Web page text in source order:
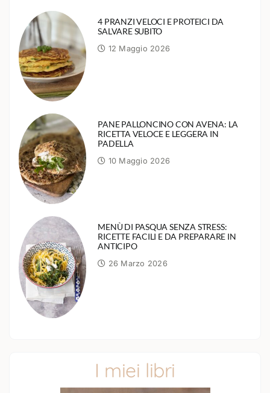
4 PRANZI VELOCI E PROTEICI DA
SALVARE SUBITO
12 Maggio 2026
PANE PALLONCINO CON AVENA: LA
RICETTA VELOCE E LEGGERA IN
PADELLA
10 Maggio 2026
MENÙ DI PASQUA SENZA STRESS:
RICETTE FACILI E DA PREPARARE IN
ANTICIPO
26 Marzo 2026
I miei libri